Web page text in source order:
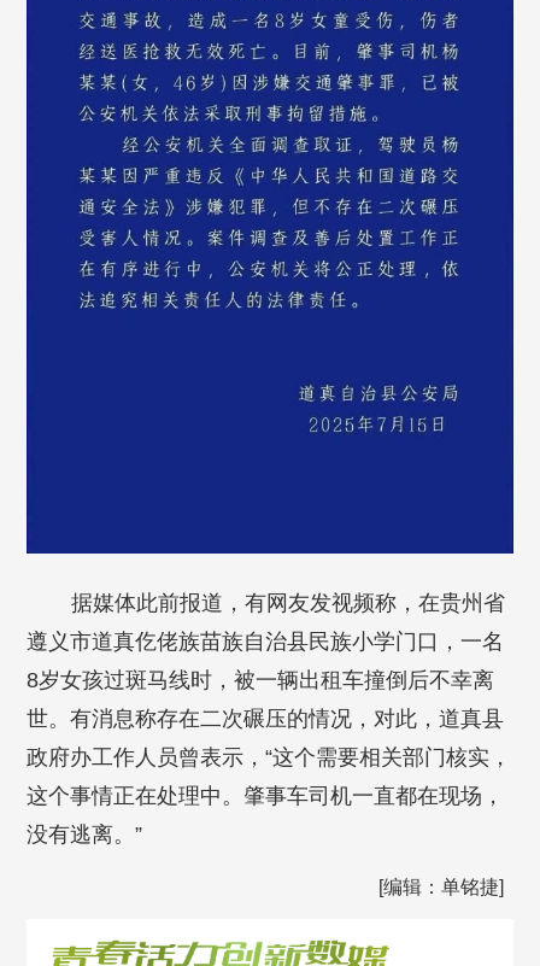
据媒体此前报道，有网友发视频称，在贵州省
遵义市道真仡佬族苗族自治县民族小学门口，一名
8岁女孩过斑马线时，被一辆出租车撞倒后不幸离
世。有消息称存在二次碾压的情况，对此，道真县
政府办工作人员曾表示，“这个需要相关部门核实，
这个事情正在处理中。肇事车司机一直都在现场，
没有逃离。”
[编辑：单铭捷]